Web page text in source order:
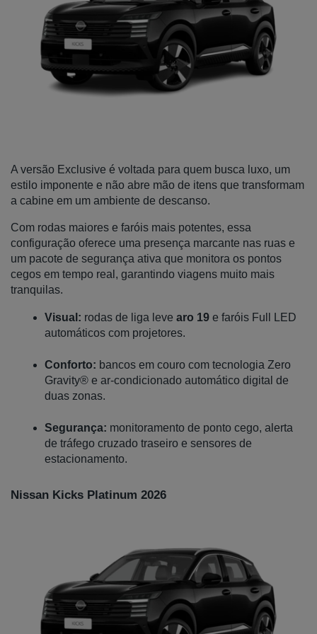
A versão Exclusive é voltada para quem busca luxo, um
estilo imponente e não abre mão de itens que transformam
a cabine em um ambiente de descanso.
Com rodas maiores e faróis mais potentes, essa
configuração oferece uma presença marcante nas ruas e
um pacote de segurança ativa que monitora os pontos
cegos em tempo real, garantindo viagens muito mais
tranquilas.
Visual: rodas de liga leve aro 19 e faróis Full LED
automáticos com projetores.
Conforto: bancos em couro com tecnologia Zero
Gravity® e ar-condicionado automático digital de
duas zonas.
Segurança: monitoramento de ponto cego, alerta
de tráfego cruzado traseiro e sensores de
estacionamento.
Nissan Kicks Platinum 2026